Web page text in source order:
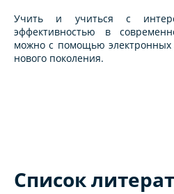
Учить и учиться с
эффективностью в
можно с помощью электронных
нового поколения.
Список